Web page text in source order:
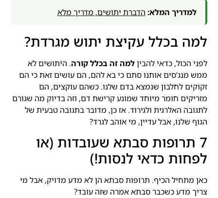
למדריך המלא: הדברת יתושים, מדריך מלא
למה בכלל עקיצת יתוש מגרדת?
לפני הכול, כדאי להביןלמה זה בכלל קורה. היתושים לא
ממש מנג’סים אותנו סתם כי בא להם, הם עושים זאת כי הם
זקוקים לחלבון שנמצא בדם שלנו. כשהם עוקצים, הם
מזריקים חומר מיוחד שמונע קרישת דם, וזה בדיוק מה שגורם
לתגובה האלרגית ולגירוד. אז כן, מדובר בתגובה טבעית של
הגוף שלנו, אבל עדיין, מי אוהב לגרד?
7 תרופות סבתא שעובדות (או
לפחות כדאי לנסות!)
כאן מתחיל הכיף. תרופות סבתא הן לא מדע מדויק, אבל מי
צריך מדע כשכבר סבתא אמרה שזה עובד?